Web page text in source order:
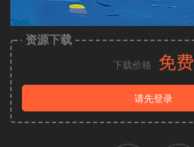
资源下载
下载价格 免费
请先登录